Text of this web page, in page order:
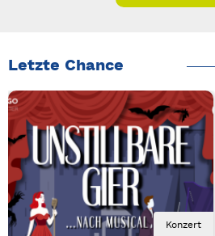
Letzte Chance
Konzert